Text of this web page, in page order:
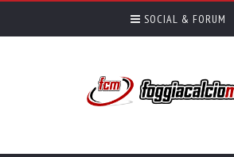
SOCIAL & FORUM